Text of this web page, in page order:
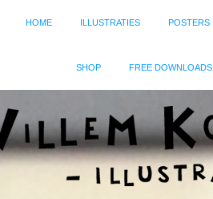
HOME ILLUSTRATIES POSTERS
SHOP FREE DOWNLOADS